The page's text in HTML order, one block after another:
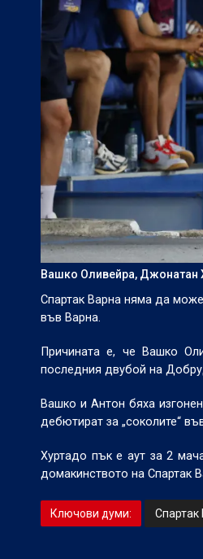
Вашко Оливейра, Джонатан
Спартак Варна няма да
във Варна.
Причината е, че Вашко
последния двубой на
Вашко и Антон бяха
дебютират за „соколите“
Хуртадо пък е аут за 2
домакинството на Спартак
Ключови думи: Спартак